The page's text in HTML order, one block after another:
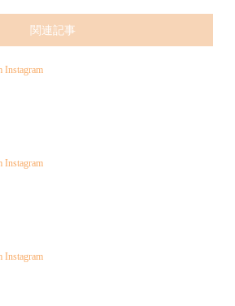
関連記事
Instagram
Instagram
Instagram